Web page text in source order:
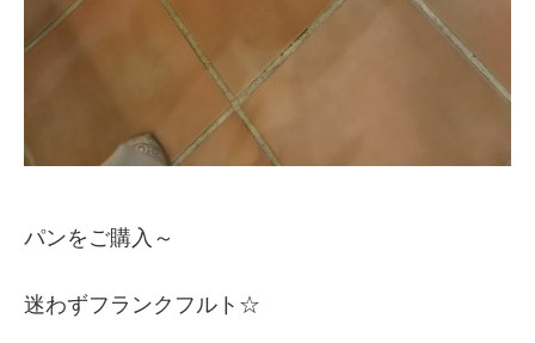
パンをご購入～
迷わずフランクフルト☆